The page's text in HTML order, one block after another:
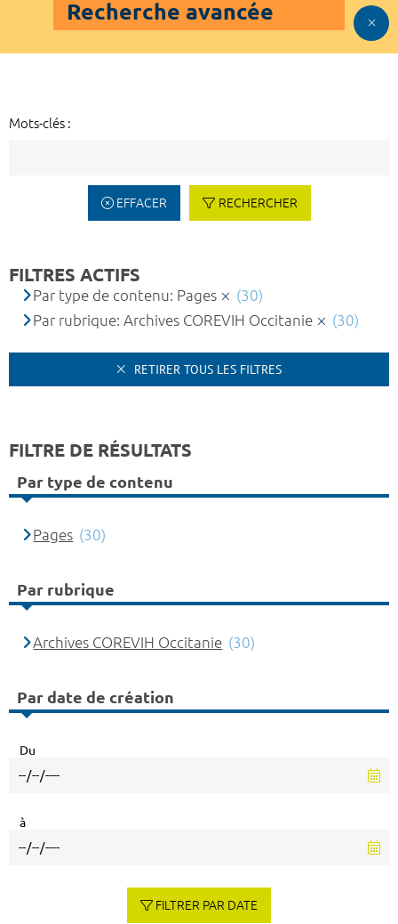
Recherche avancée
Mots-clés :
EFFACER RECHERCHER
FILTRES ACTIFS
Par type de contenu: Pages
(30)
Par rubrique: Archives COREVIH Occitanie
(30)
RETIRER TOUS LES FILTRES
FILTRE DE RÉSULTATS
Par type de contenu
Pages (30)
Par rubrique
Archives COREVIH Occitanie (30)
Par date de création
Du
à
FILTRER PAR DATE